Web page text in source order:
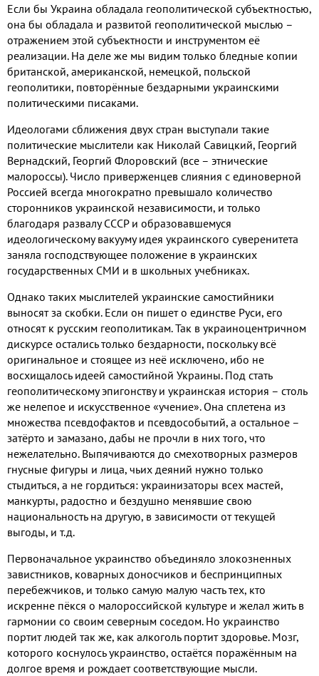
Если бы Украина обладала геополитической субъектностью,
она бы обладала и развитой геополитической мыслью –
отражением этой субъектности и инструментом её
реализации. На деле же мы видим только бледные копии
британской, американской, немецкой, польской
геополитики, повторённые бездарными украинскими
политическими писаками.
Идеологами сближения двух стран выступали такие
политические мыслители как Николай Савицкий, Георгий
Вернадский, Георгий Флоровский (все – этнические
малороссы). Число приверженцев слияния с единоверной
Россией всегда многократно превышало количество
сторонников украинской независимости, и только
благодаря развалу СССР и образовавшемуся
идеологическому вакууму идея украинского суверенитета
заняла господствующее положение в украинских
государственных СМИ и в школьных учебниках.
Однако таких мыслителей украинские самостийники
выносят за скобки. Если он пишет о единстве Руси, его
относят к русским геополитикам.Так в украиноцентричном
дискурсе остались только бездарности, поскольку всё
оригинальное и стоящее из неё исключено, ибо не
восхищалось идеей самостийной Украины. Под стать
геополитическому эпигонству и украинская история – столь
же нелепое и искусственное «учение».Она сплетена из
множества псевдофактов и псевдособытий, а остальное –
затёрто и замазано, дабы не прочли в них того, что
нежелательно. Выпячиваются до смехотворных размеров
гнусные фигуры и лица, чьих деяний нужно только
стыдиться, а не гордиться: украинизаторы всех мастей,
манкурты, радостно и бездушно менявшие свою
национальность на другую, в зависимости от текущей
выгоды, и т.д.
Первоначальное украинство объединяло злокозненных
завистников, коварных доносчиков и беспринципных
перебежчиков, и только самую малую часть тех, кто
искренне пёкся о малороссийской культуре и желал жить в
гармонии со своим северным соседом. Но украинство
портит людей так же, как алкоголь портит здоровье. Мозг,
которого коснулось украинство, остаётся поражённым на
долгое время и рождает соответствующие мысли.